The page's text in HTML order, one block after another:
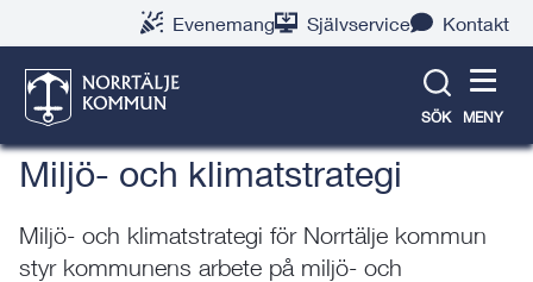
Evenemang Självservice Kontakt
SÖK MENY
Norrtälje växer
Miljö- och klimatstrategi
Miljö- och klimatstrategi för Norrtälje kommun
styr kommunens arbete på miljö- och